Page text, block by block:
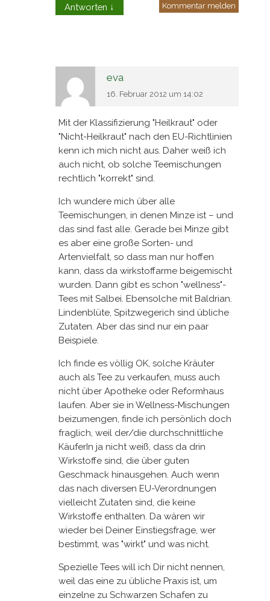
Antworten ↓ Kommentar melden
eva
16. Februar 2012 um 14:02
Mit der Klassifizierung "Heilkraut" oder
"Nicht-Heilkraut" nach den EU-Richtlinien
kenn ich mich nicht aus. Daher weiß ich
auch nicht, ob solche Teemischungen
rechtlich "korrekt" sind.
Ich wundere mich über alle
Teemischungen, in denen Minze ist – und
das sind fast alle. Gerade bei Minze gibt
es aber eine große Sorten- und
Artenvielfalt, so dass man nur hoffen
kann, dass da wirkstoffarme beigemischt
wurden. Dann gibt es schon "wellness"-
Tees mit Salbei. Ebensolche mit Baldrian.
Lindenblüte, Spitzwegerich sind übliche
Zutaten. Aber das sind nur ein paar
Beispiele.
Ich finde es völlig OK, solche Kräuter
auch als Tee zu verkaufen, muss auch
nicht über Apotheke oder Reformhaus
laufen. Aber sie in Wellness-Mischungen
beizumengen, finde ich persönlich doch
fraglich, weil der/die durchschnittliche
KäuferIn ja nicht weiß, dass da drin
Wirkstoffe sind, die über guten
Geschmack hinausgehen. Auch wenn
das nach diversen EU-Verordnungen
vielleicht Zutaten sind, die keine
Wirkstoffe enthalten. Da wären wir
wieder bei Deiner Einstiegsfrage, wer
bestimmt, was "wirkt" und was nicht.
Spezielle Tees will ich Dir nicht nennen,
weil das eine zu übliche Praxis ist, um
einzelne zu Schwarzen Schafen zu